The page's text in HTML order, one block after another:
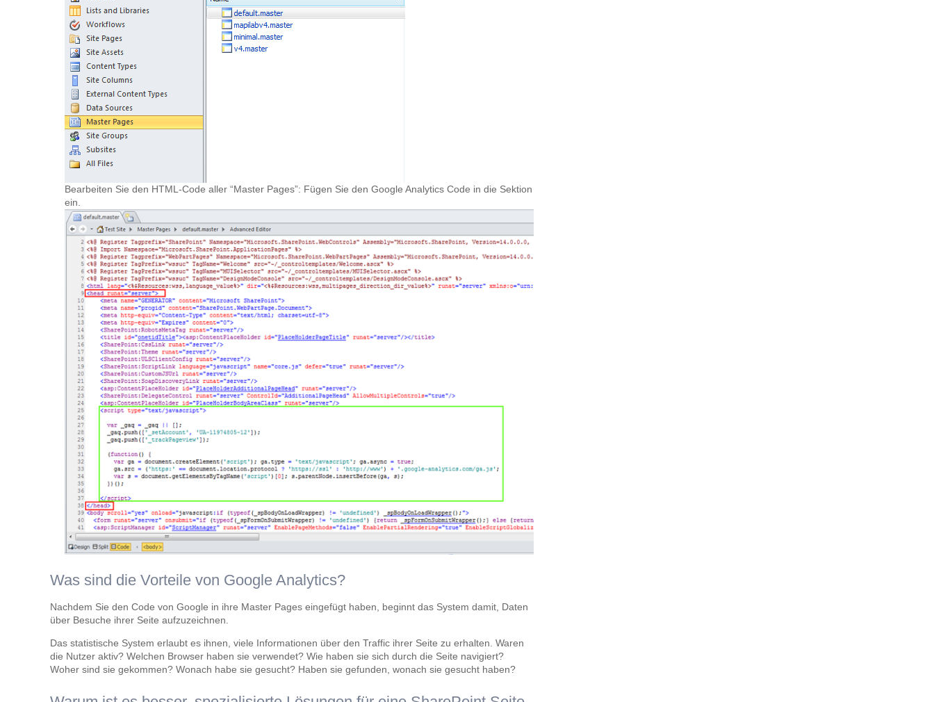
Bearbeiten Sie den HTML-Code aller “Master Pages”: Fügen Sie den Google Analytics Code in die Sektion
ein.
Was sind die Vorteile von Google Analytics?
Nachdem Sie den Code von Google in ihre Master Pages eingefügt haben, beginnt das System damit, Daten
über Besuche ihrer Seite aufzuzeichnen.
Das statistische System erlaubt es ihnen, viele Informationen über den Traffic ihrer Seite zu erhalten. Waren
die Nutzer aktiv? Welchen Browser haben sie verwendet? Wie haben sie sich durch die Seite navigiert?
Woher sind sie gekommen? Wonach habe sie gesucht? Haben sie gefunden, wonach sie gesucht haben?